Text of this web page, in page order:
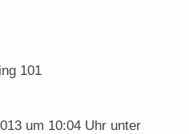
101
um 10:04 Uhr unter